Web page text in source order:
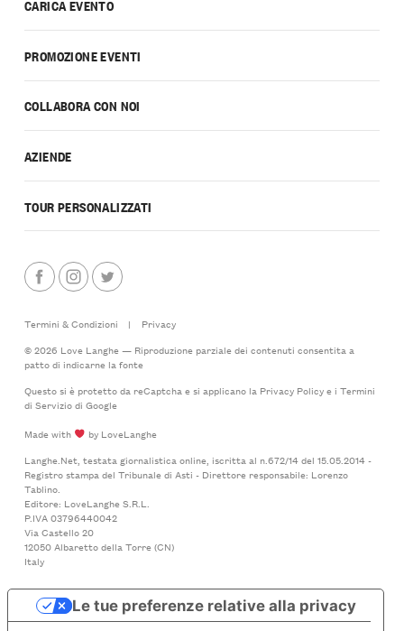
CARICA EVENTO
PROMOZIONE EVENTI
COLLABORA CON NOI
AZIENDE
TOUR PERSONALIZZATI
Termini & Condizioni |
Privacy
© 2026 Love Langhe — Riproduzione parziale dei contenuti consentita a
patto di indicarne la fonte
Questo si è protetto da reCaptcha e si applicano la Privacy Policye i Termini
di Serviziodi Google
Made with
by LoveLanghe
Langhe.Net, testata giornalistica online, iscritta al n.672/14 del 15.05.2014 -
Registro stampa del Tribunale di Asti - Direttore responsabile: Lorenzo
Tablino.
Editore: LoveLanghe S.R.L.
P.IVA 03796440042
Via Castello 20
12050 Albaretto della Torre (CN)
Italy
Le tue preferenze relative alla privacy